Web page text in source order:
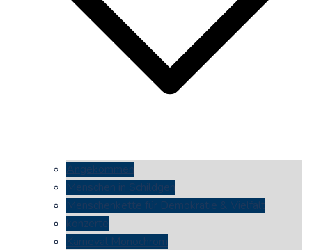
Angekommen
Menschen in Schildgen
Menschenkette für Demokratie & Vielfalt
konzerte
Karneval Monochrom